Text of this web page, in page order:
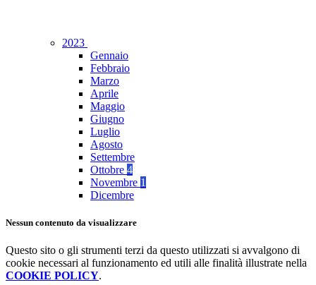
2023
Gennaio
Febbraio
Marzo
Aprile
Maggio
Giugno
Luglio
Agosto
Settembre
Ottobre 4
Novembre 1
Dicembre
Nessun contenuto da visualizzare
Questo sito o gli strumenti terzi da questo utilizzati si avvalgono di
cookie necessari al funzionamento ed utili alle finalità illustrate nella
COOKIE POLICY.